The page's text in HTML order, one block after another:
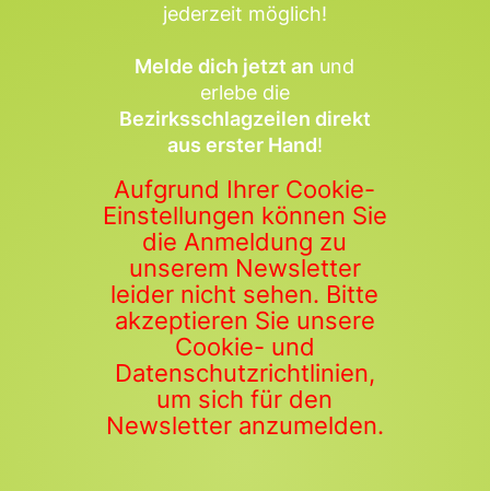
jederzeit möglich!
Melde dich jetzt an und
erlebe die
Bezirksschlagzeilen direkt
aus erster Hand!
Aufgrund Ihrer Cookie-
Einstellungen können Sie
die Anmeldung zu
unserem Newsletter
leider nicht sehen. Bitte
akzeptieren Sie unsere
Cookie- und
Datenschutzrichtlinien,
um sich für den
Newsletter anzumelden.